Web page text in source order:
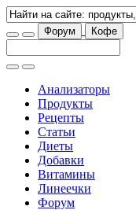
Форум Кофе
Анализаторы
Продукты
Рецепты
Статьи
Диеты
Добавки
Витамины
Линеечки
Форум